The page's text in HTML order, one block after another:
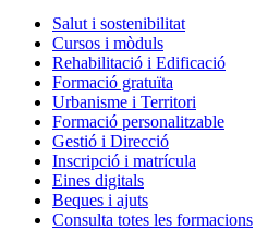
Salut i sostenibilitat
Cursos i mòduls
Rehabilitació i Edificació
Formació gratuïta
Urbanisme i Territori
Formació personalitzable
Gestió i Direcció
Inscripció i matrícula
Eines digitals
Beques i ajuts
Consulta totes les formacions